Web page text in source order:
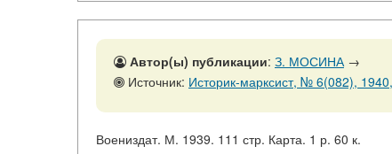
Автор(ы) публикации: З. МОСИНА→
Источник: Историк-марксист, № 6(082),
Воениздат. М. 1939. 111 стр. Карта. 1 р. 60 к.